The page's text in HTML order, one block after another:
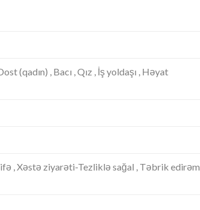
(qadın) , Bacı , Qız , İş yoldaşı , Həyat
, Xəstə ziyarəti-Tezliklə sağal , Təbrik edirəm ,